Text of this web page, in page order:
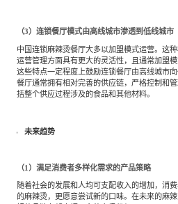
（3）连锁餐厅模式由高线城市渗透到低线城市
中国连锁麻辣烫餐厅大多以加盟模式运营。这
运营管理方面具有更大的灵活性，且通常加盟
这些特点一定程度上鼓励连锁餐厅由高线城市
餐厅通常拥有相对完善的供应链，严格控制和
括整个供应过程涉及的食品和其他材料。
未来趋势
（1）满足消费者多样化需求的产品策略
随着社会的发展和人均可支配收入的增加，消
的麻辣烫，更愿意尝试新的口味。在未来的麻